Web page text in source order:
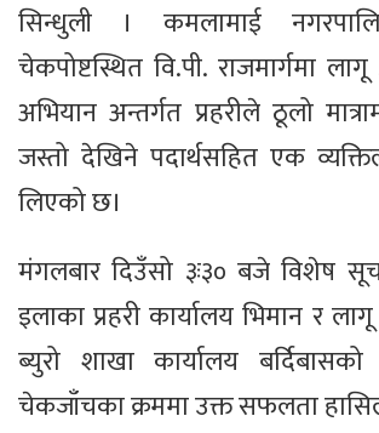
सिन्धुली । कमलामाई
चेकपोष्टस्थित वि.पी. राजमार्गमा
अभियान अन्तर्गत प्रहरीले ठूलो
जस्तो देखिने पदार्थसहित एक
लिएको छ।
मंगलबार दिउँसो ३ः३० बजे विशेष
इलाका प्रहरी कार्यालय भिमान र
ब्युरो शाखा कार्यालय
चेकजाँचका क्रममा उक्त सफलता